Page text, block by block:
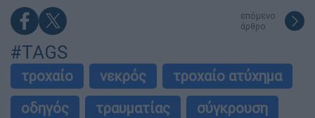
επόμενο
άρθρο
#TAGS
τροχαίο νεκρός
τροχαίο ατύχημα
οδηγός
τραυματίας σύγκρουση